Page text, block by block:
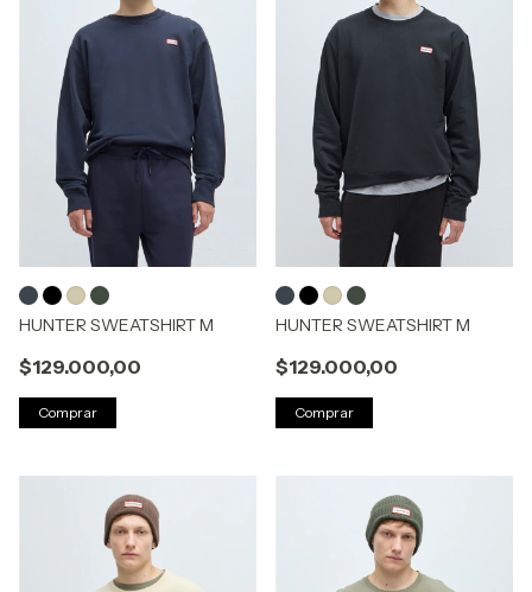
HUNTER SWEATSHIRT M
$129.000,00
Comprar
HUNTER SWEATSHIRT M
$129.000,00
Comprar